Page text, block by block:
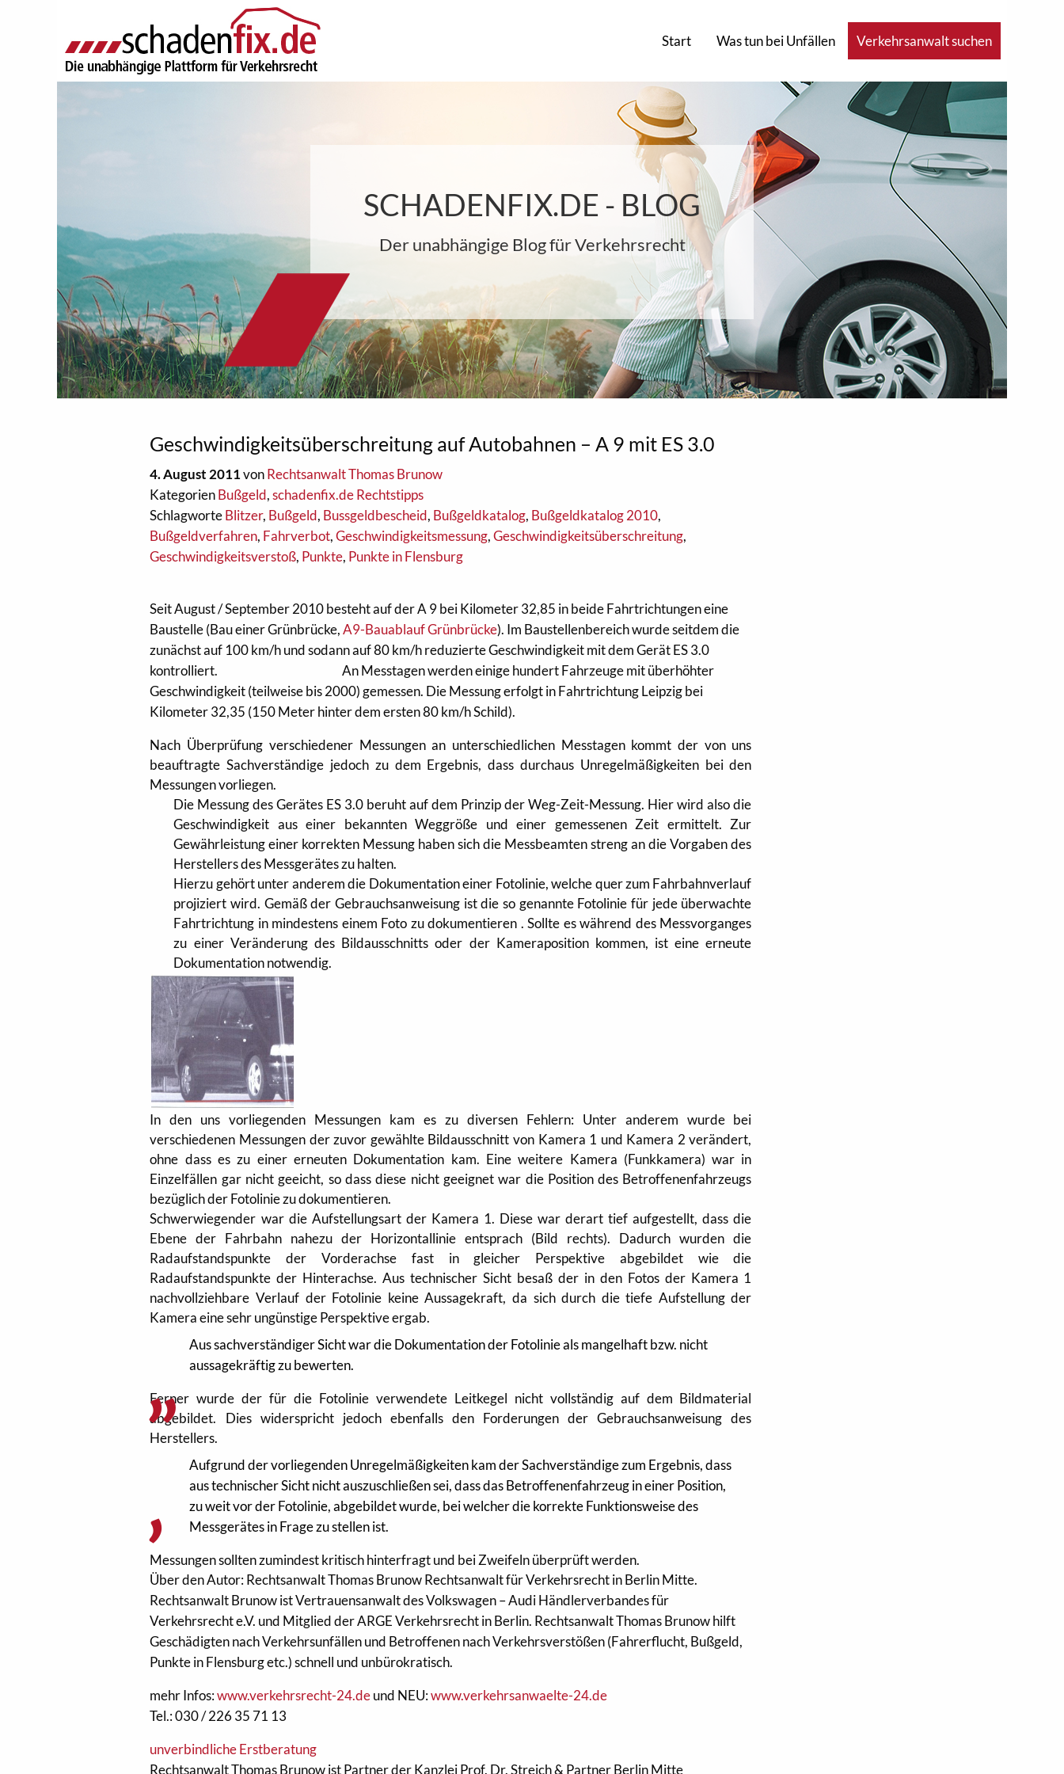
Start Was tun bei Unfällen Verkehrsanwalt suchen
SCHADENFIX.DE - BLOG
Der unabhängige Blog für Verkehrsrecht
Geschwindigkeitsüberschreitung auf Autobahnen – A 9 mit ES 3.0
4. August 2011vonRechtsanwalt Thomas Brunow
KategorienBußgeld,schadenfix.de Rechtstipps
SchlagworteBlitzer, Bußgeld, Bussgeldbescheid, Bußgeldkatalog, Bußgeldkatalog 2010,
Bußgeldverfahren, Fahrverbot,Geschwindigkeitsmessung,Geschwindigkeitsüberschreitung,
Geschwindigkeitsverstoß, Punkte, Punkte in Flensburg
Seit August / September 2010 besteht auf der A 9 bei Kilometer 32,85 in beide Fahrtrichtungen eine
Baustelle (Bau einer Grünbrücke,A9-Bauablauf Grünbrücke). Im Baustellenbereich wurde seitdem die
zunächst auf 100 km/h und sodann auf 80 km/h reduzierte Geschwindigkeit mit dem Gerät ES 3.0
kontrolliert.
An Messtagen werden einige hundert Fahrzeuge mit überhöhter
Geschwindigkeit (teilweise bis 2000) gemessen. Die Messung erfolgt in Fahrtrichtung Leipzig bei
Kilometer 32,35 (150 Meter hinter dem ersten 80 km/h Schild).
Nach Überprüfung verschiedener Messungen an unterschiedlichen Messtagen kommt der von uns
beauftragte Sachverständige jedoch zu dem Ergebnis, dass durchaus Unregelmäßigkeiten bei den
Messungen vorliegen.
Die Messung des Gerätes ES 3.0 beruht auf dem Prinzip der Weg-Zeit-Messung. Hier wird also die
Geschwindigkeit aus einer bekannten Weggröße und einer gemessenen Zeit ermittelt. Zur
Gewährleistung einer korrekten Messung haben sich die Messbeamten streng an die Vorgaben des
Herstellers des Messgerätes zu halten.
Hierzu gehört unter anderem die Dokumentation einer Fotolinie, welche quer zum Fahrbahnverlauf
projiziert wird. Gemäß der Gebrauchsanweisung ist die so genannte Fotolinie für jede überwachte
Fahrtrichtung in mindestens einem Foto zu dokumentieren . Sollte es während des Messvorganges
zu einer Veränderung des Bildausschnitts oder der Kameraposition kommen, ist eine erneute
Dokumentation notwendig.
In den uns vorliegenden Messungen kam es zu diversen Fehlern: Unter anderem wurde bei
verschiedenen Messungen der zuvor gewählte Bildausschnitt von Kamera 1 und Kamera 2 verändert,
ohne dass es zu einer erneuten Dokumentation kam. Eine weitere Kamera (Funkkamera) war in
Einzelfällen gar nicht geeicht, so dass diese nicht geeignet war die Position des Betroffenenfahrzeugs
bezüglich der Fotolinie zu dokumentieren.
Schwerwiegender war die Aufstellungsart der Kamera 1. Diese war derart tief aufgestellt, dass die
Ebene der Fahrbahn nahezu der Horizontallinie entsprach (Bild rechts). Dadurch wurden die
Radaufstandspunkte der Vorderachse fast in gleicher Perspektive abgebildet wie die
Radaufstandspunkte der Hinterachse. Aus technischer Sicht besaß der in den Fotos der Kamera 1
nachvollziehbare Verlauf der Fotolinie keine Aussagekraft, da sich durch die tiefe Aufstellung der
Kamera eine sehr ungünstige Perspektive ergab.
Aus sachverständiger Sicht war die Dokumentation der Fotolinie als mangelhaft bzw. nicht
aussagekräftig zu bewerten.
Ferner wurde der für die Fotolinie verwendete Leitkegel nicht vollständig auf dem Bildmaterial
abgebildet. Dies widerspricht jedoch ebenfalls den Forderungen der Gebrauchsanweisung des
Herstellers.
Aufgrund der vorliegenden Unregelmäßigkeiten kam der Sachverständige zum Ergebnis, dass
aus technischer Sicht nicht auszuschließen sei, dass das Betroffenenfahrzeug in einer Position,
zu weit vor der Fotolinie, abgebildet wurde, bei welcher die korrekte Funktionsweise des
Messgerätes in Frage zu stellen ist.
Messungen sollten zumindest kritisch hinterfragt und bei Zweifeln überprüft werden.
Über den Autor: Rechtsanwalt Thomas Brunow Rechtsanwalt für Verkehrsrecht in Berlin Mitte.
Rechtsanwalt Brunow ist Vertrauensanwalt des Volkswagen – Audi Händlerverbandes für
Verkehrsrecht e.V. und Mitglied der ARGE Verkehrsrecht in Berlin. Rechtsanwalt Thomas Brunow hilft
Geschädigten nach Verkehrsunfällen und Betroffenen nach Verkehrsverstößen (Fahrerflucht, Bußgeld,
Punkte in Flensburg etc.) schnell und unbürokratisch.
mehr Infos:www.verkehrsrecht-24.deund NEU:www.verkehrsanwaelte-24.de
Tel.: 030 / 226 35 71 13
unverbindliche Erstberatung
Rechtsanwalt Thomas Brunow ist Partner der Kanzlei Prof. Dr. Streich & Partner Berlin Mitte